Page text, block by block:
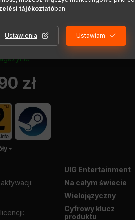
zł
UIG Entertainment
:
Na całym świecie
Wielojęzyczny
:
Cyfrowy klucz
produktu
tájékoztatóban
Ustawienia Ustawiam